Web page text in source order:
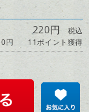
220円 税込
円
11ポイント獲得